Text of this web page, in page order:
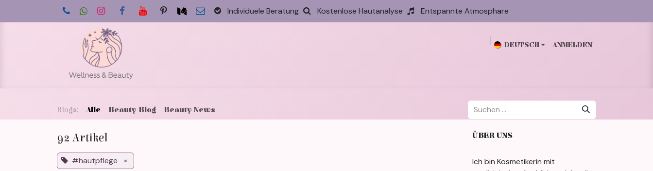
Zum Inhalt springen
Individuele Beratung Kostenlose Hautanalyse Entspannte Atmosphäre
DEUTSCH ANMELDEN
Blogs: Alle Beauty Blog Beauty News
92 Artikel
#hautpflege ×
ÜBER UNS
Ich bin Kosmetikerin mit